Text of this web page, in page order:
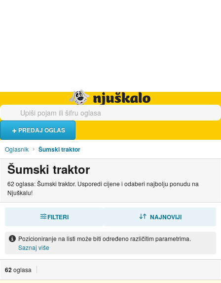
PREDAJ OGLAS
Oglasnik Šumski traktor
Šumski traktor
62 oglasa: Šumski traktor. Usporedi cijene i odaberi najbolju ponudu na
Njuškalu!
FILTERI NAJNOVIJI
Pozicioniranje na listi može biti određeno različitim parametrima.
Saznaj više
62oglasa